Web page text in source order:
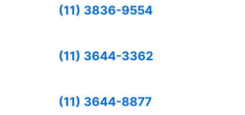
(11) 3836-9554
(11) 3644-3362
(11) 3644-8877